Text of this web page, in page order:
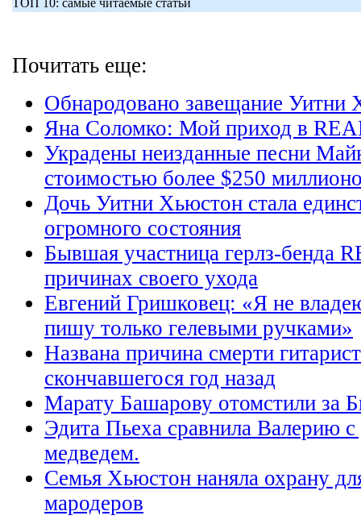
ТОП 10: самые читаемые статьи
Почитать еще:
Обнародовано завещание Уитни
Яна Соломко: Мой приход в
Украдены неизданные песни
стоимостью более $250
Дочь Уитни Хьюстон стала
огромного состояния
Бывшая участница герлз-бенда
причинах своего ухода
Евгений Гришковец: «Я не
пишу только гелевыми ручками»
Названа причина смерти
скончавшегося год назад
Марату Башарову отомстили за
Эдита Пьеха сравнила Валерию
медведем.
Семья Хьюстон наняла охрану
мародеров